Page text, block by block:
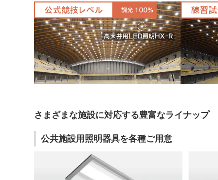
さまざまな施設に対応する豊富なライナップ
公共施設用照明器具を各種ご用意